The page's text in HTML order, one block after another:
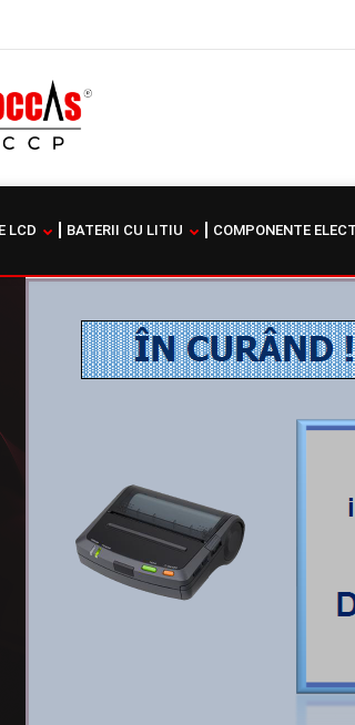
LCD BATERII CU LITIU COMPONENTE